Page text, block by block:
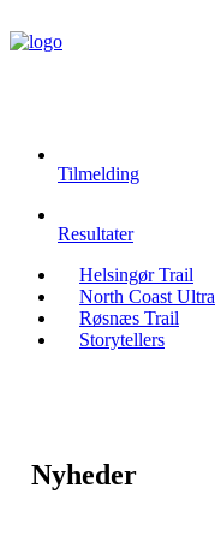
Tilmelding
Resultater
Helsingør Trail
North Coast Ultra
Røsnæs Trail
Storytellers
Nyheder